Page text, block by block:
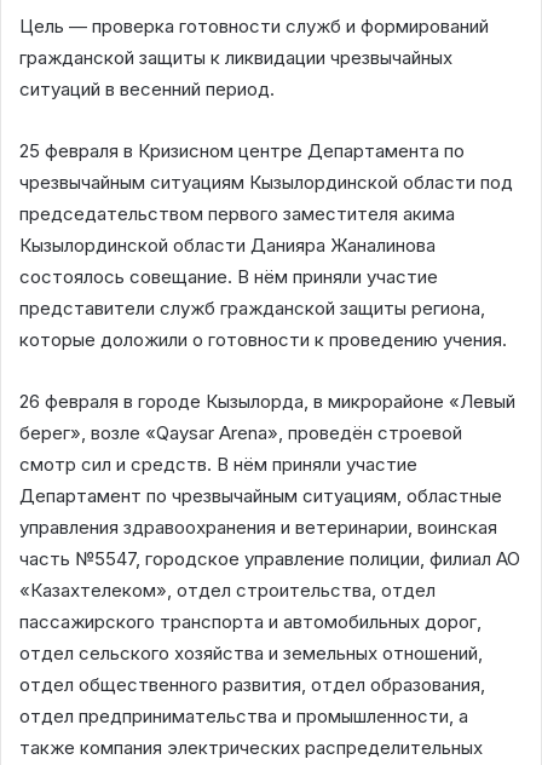
Цель — проверка готовности служб и формирований
гражданской защиты к ликвидации чрезвычайных
ситуаций в весенний период.
25 февраля в Кризисном центре Департамента по
чрезвычайным ситуациям Кызылординской области под
председательством первого заместителя акима
Кызылординской области Данияра Жаналинова
состоялось совещание. В нём приняли участие
представители служб гражданской защиты региона,
которые доложили о готовности к проведению учения.
26 февраля в городе Кызылорда, в микрорайоне «Левый
берег», возле «Qaysar Arena», проведён строевой
смотр сил и средств. В нём приняли участие
Департамент по чрезвычайным ситуациям, областные
управления здравоохранения и ветеринарии, воинская
часть №5547, городское управление полиции, филиал АО
«Казахтелеком», отдел строительства, отдел
пассажирского транспорта и автомобильных дорог,
отдел сельского хозяйства и земельных отношений,
отдел общественного развития, отдел образования,
отдел предпринимательства и промышленности, а
также компания электрических распределительных